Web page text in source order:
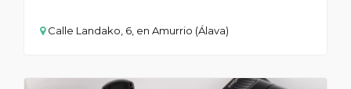
Calle Landako, 6, en Amurrio (Álava)